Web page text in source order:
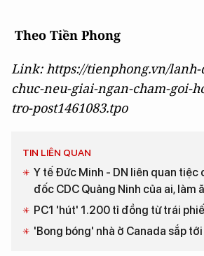
Theo Tiền Phong
Link: https://tienphong.vn/lanh-
chuc-neu-giai-ngan-cham-goi-
tro-post1461083.tpo
TIN LIÊN QUAN
Y tế Đức Minh - DN liên quan tiệc
đốc CDC Quảng Ninh của ai, làm
PC1 'hút' 1.200 tỉ đồng từ trái
'Bong bóng' nhà ở Canada sắp